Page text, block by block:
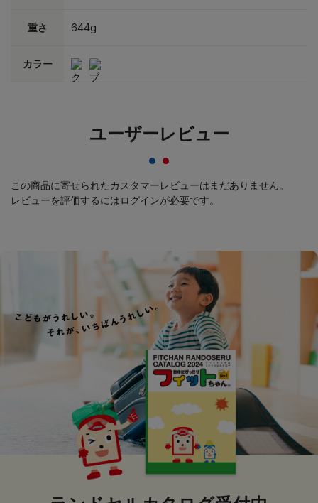
重さ 644g
カラー
ユーザーレビュー
この商品に寄せられたカスタマーレビューはまだありません。
レビューを評価するにはログインが必要です。